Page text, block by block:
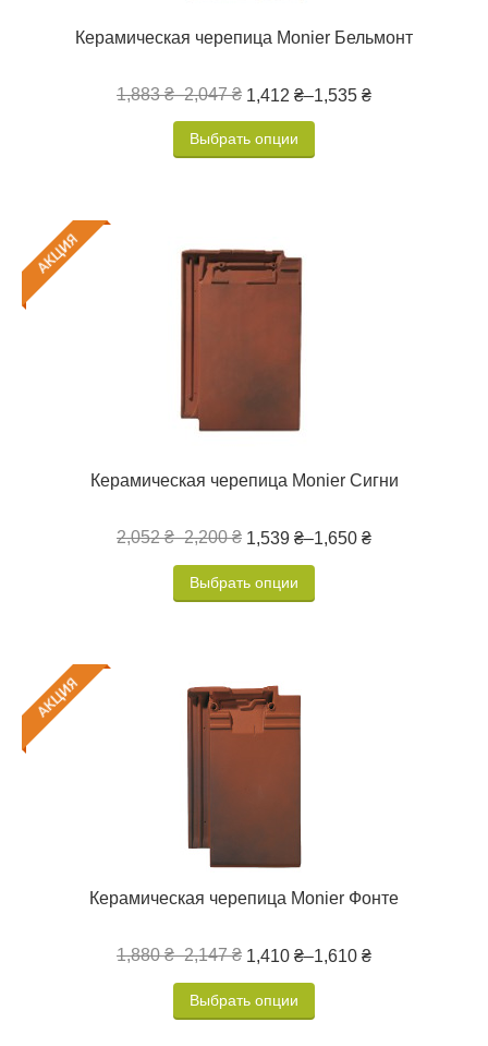
Керамическая черепица Monier Бельмонт
1,883 ₴–2,047 ₴ 1,412 ₴–1,535 ₴
Выбрать опции
Керамическая черепица Monier Сигни
2,052 ₴–2,200 ₴ 1,539 ₴–1,650 ₴
Выбрать опции
Керамическая черепица Monier Фонте
1,880 ₴–2,147 ₴ 1,410 ₴–1,610 ₴
Выбрать опции